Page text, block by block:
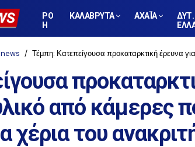
ΡΟ
Η
ΚΑΛΑΒΡΥΤΑ ΑΧΑΪΑ
ΔΥΤ.
news Τέμπη: Κατεπείγουσα προκαταρκτική έρευνα για το υλικό από κάμερες που
από κάμερες
χέρια του